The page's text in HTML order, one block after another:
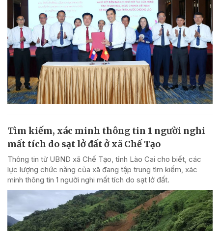
Tìm kiếm, xác minh thông tin 1 người nghi
mất tích do sạt lở đất ở xã Chế Tạo
Thông tin từ UBND xã Chế Tạo, tỉnh Lào Cai cho biết, các
lực lượng chức năng của xã đang tập trung tìm kiếm, xác
minh thông tin 1 người nghi mất tích do sạt lở đất.